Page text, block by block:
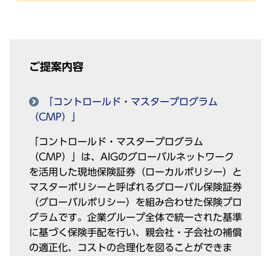
ご提案内容
「コントロールド・マスタープログラム
（CMP）」
「コントロールド・マスタープログラム
（CMP）」は、AIGのグローバルネットワーク
を活⽤した現地保険証券（ローカルポリシー）と
マスターポリシーと呼ばれるグローバル保険証券
（グローバルポリシー）を組み合わせた保険プロ
グラムです。企業グループ全体で統⼀された基準
に基づく保険⼿配を⾏い、親会社・⼦会社の補償
の適正化、コストの合理化を図ることができま